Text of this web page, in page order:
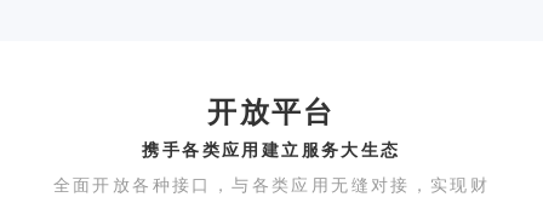
开放平台
携手各类应用建立服务大生态
全面开放各种接口，与各类应用无缝对接，实现财